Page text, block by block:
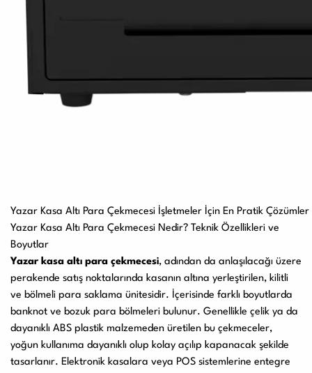
Yazar Kasa Altı Para Çekmecesi İşletmeler İçin En Pratik Çözümler
Yazar Kasa Altı Para Çekmecesi Nedir? Teknik Özellikleri ve
Boyutlar
Yazar kasa altı para çekmecesi, adından da anlaşılacağı üzere
perakende satış noktalarında kasanın altına yerleştirilen, kilitli
ve bölmeli para saklama ünitesidir. İçerisinde farklı boyutlarda
banknot ve bozuk para bölmeleri bulunur. Genellikle çelik ya da
dayanıklı ABS plastik malzemeden üretilen bu çekmeceler,
yoğun kullanıma dayanıklı olup kolay açılıp kapanacak şekilde
tasarlanır. Elektronik kasalara veya POS sistemlerine entegre